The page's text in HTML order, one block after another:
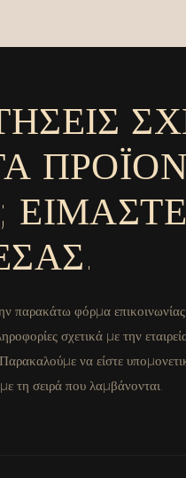
παρακάτω φόρμα επικοινωνίας
σχετικά με την
να είστε
τη σειρά που λαμβάνονται.